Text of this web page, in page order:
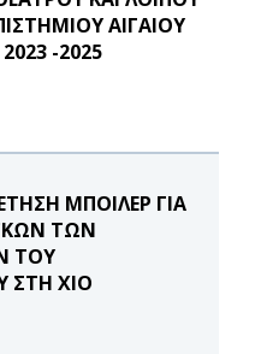
ΑΙΓΑΙΟΥ
-2025
ΜΠΟΙΛΕΡ ΓΙΑ
ΤΩΝ
ΤΟΥ
ΣΤΗ ΧΙΟ